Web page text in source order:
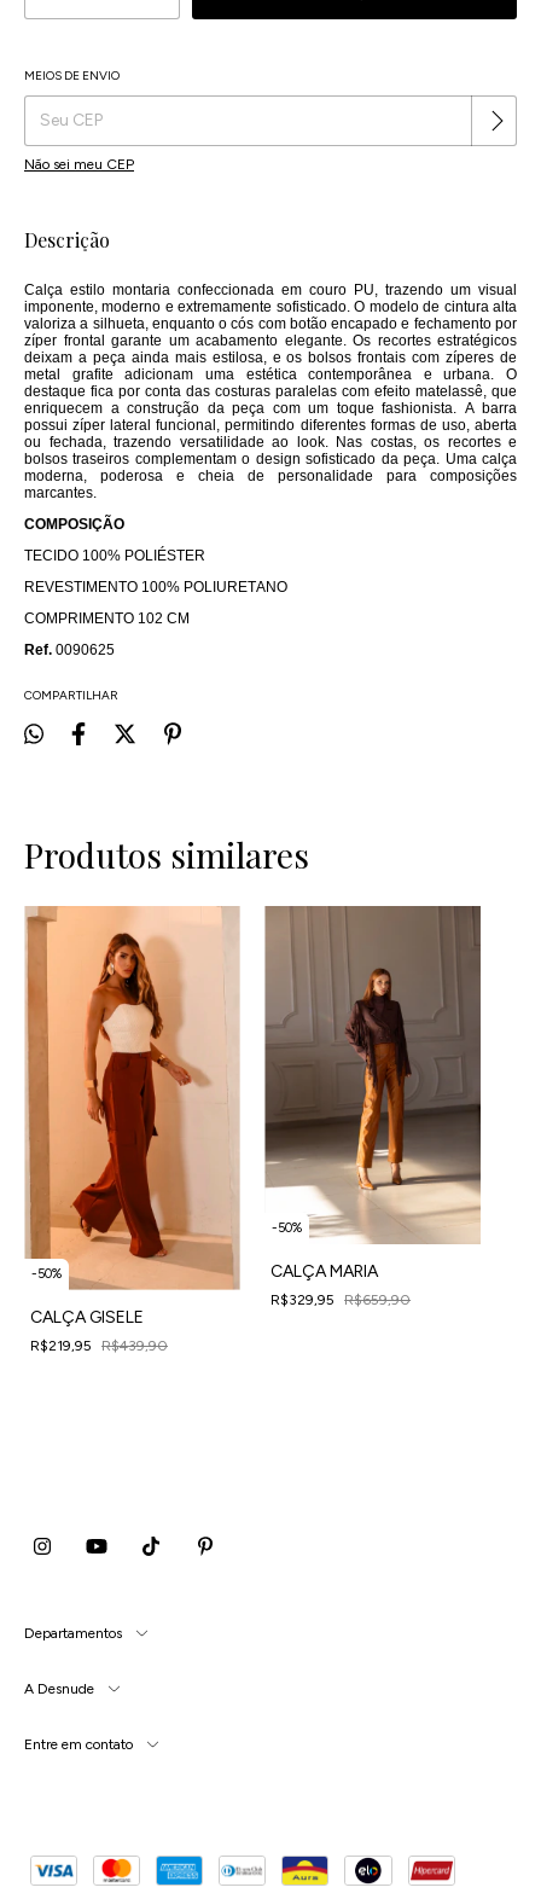
Entregas para o CEP:
MEIOS DE ENVIO
Não sei meu CEP
Descrição
Calça estilo montaria confeccionada em couro PU, trazendo um visual
imponente, moderno e extremamente sofisticado. O modelo de cintura alta
valoriza a silhueta, enquanto o cós com botão encapado e fechamento por
zíper frontal garante um acabamento elegante. Os recortes estratégicos
deixam a peça ainda mais estilosa, e os bolsos frontais com zíperes de
metal grafite adicionam uma estética contemporânea e urbana. O
destaque fica por conta das costuras paralelas com efeito matelassê, que
enriquecem a construção da peça com um toque fashionista. A barra
possui zíper lateral funcional, permitindo diferentes formas de uso, aberta
ou fechada, trazendo versatilidade ao look. Nas costas, os recortes e
bolsos traseiros complementam o design sofisticado da peça. Uma calça
moderna, poderosa e cheia de personalidade para composições
marcantes.
COMPOSIÇÃO
TECIDO 100% POLIÉSTER
REVESTIMENTO 100% POLIURETANO
COMPRIMENTO 102 CM
Ref. 0090625
COMPARTILHAR
Produtos similares
-50%
CALÇA GISELE
R$219,95 R$439,90
-50%
CALÇA MARIA
R$329,95 R$659,90
Departamentos
A Desnude
Entre em contato